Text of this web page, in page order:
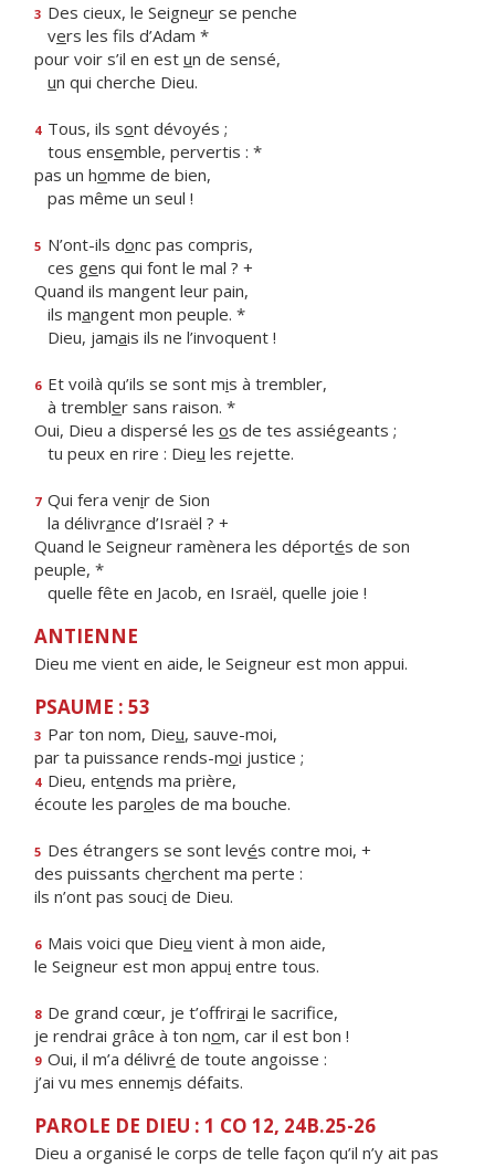
3 Des cieux, le Seigneur se penche
vers les fils d’Adam *
pour voir s’il en est un de sensé,
un qui cherche Dieu.
4 Tous, ils sont dévoyés ;
tous ensemble, pervertis : *
pas un homme de bien,
pas même un seul !
5 N’ont-ils donc pas compris,
ces gens qui font le mal ? +
Quand ils mangent leur pain,
ils mangent mon peuple. *
Dieu, jamais ils ne l’invoquent !
6 Et voilà qu’ils se sont mis à trembler,
à trembler sans raison. *
Oui, Dieu a dispersé les os de tes assiégeants ;
tu peux en rire : Dieu les rejette.
7 Qui fera venir de Sion
la délivrance d’Israël ? +
Quand le Seigneur ramènera les déportés de son
peuple, *
quelle fête en Jacob, en Israël, quelle joie !
ANTIENNE
Dieu me vient en aide, le Seigneur est mon appui.
PSAUME : 53
3 Par ton nom, Dieu, sauve-moi,
par ta puissance rends-moi justice ;
4 Dieu, entends ma prière,
écoute les paroles de ma bouche.
5 Des étrangers se sont levés contre moi, +
des puissants cherchent ma perte :
ils n’ont pas souci de Dieu.
6 Mais voici que Dieu vient à mon aide,
le Seigneur est mon appui entre tous.
8 De grand cœur, je t’offrirai le sacrifice,
je rendrai grâce à ton nom, car il est bon !
9 Oui, il m’a délivré de toute angoisse :
j’ai vu mes ennemis défaits.
PAROLE DE DIEU : 1 CO 12, 24B.25-26
Dieu a organisé le corps de telle façon qu’il n’y ait pas